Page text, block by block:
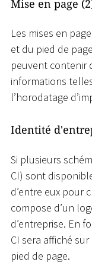
Mise en page
Les mises en
et du pied de
peuvent contenir
informations
l’horodatage
Identité
Si plusieurs
CI) sont
d’entre eux pour
compose d’un
d’entreprise. En
CI sera affiché
pied de page.